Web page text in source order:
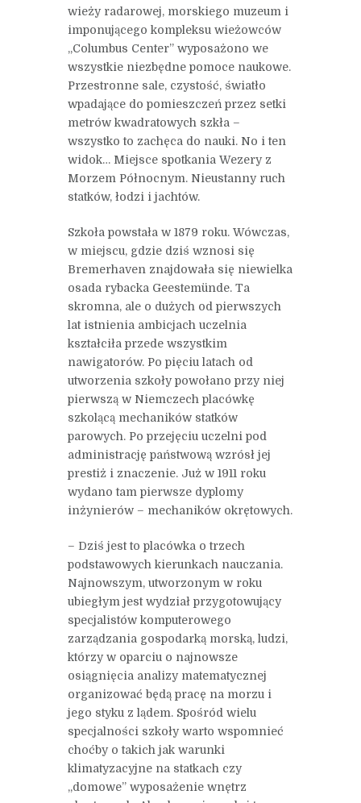
wieży radarowej, morskiego muzeum i
imponującego kompleksu wieżowców
„Columbus Center” wyposażono we
wszystkie niezbędne pomoce naukowe.
Przestronne sale, czystość, światło
wpadające do pomieszczeń przez setki
metrów kwadratowych szkła –
wszystko to zachęca do nauki. No i ten
widok… Miejsce spotkania Wezery z
Morzem Północnym. Nieustanny ruch
statków, łodzi i jachtów.
Szkoła powstała w 1879 roku. Wówczas,
w miejscu, gdzie dziś wznosi się
Bremerhaven znajdowała się niewielka
osada rybacka Geestemünde. Ta
skromna, ale o dużych od pierwszych
lat istnienia ambicjach uczelnia
kształciła przede wszystkim
nawigatorów. Po pięciu latach od
utworzenia szkoły powołano przy niej
pierwszą w Niemczech placówkę
szkolącą mechaników statków
parowych. Po przejęciu uczelni pod
administrację państwową wzrósł jej
prestiż i znaczenie. Już w 1911 roku
wydano tam pierwsze dyplomy
inżynierów – mechaników okrętowych.
– Dziś jest to placówka o trzech
podstawowych kierunkach nauczania.
Najnowszym, utworzonym w roku
ubiegłym jest wydział przygotowujący
specjalistów komputerowego
zarządzania gospodarką morską, ludzi,
którzy w oparciu o najnowsze
osiągnięcia analizy matematycznej
organizować będą pracę na morzu i
jego styku z lądem. Spośród wielu
specjalności szkoły warto wspomnieć
choćby o takich jak warunki
klimatyzacyjne na statkach czy
„domowe” wyposażenie wnętrz